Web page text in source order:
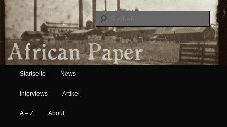
African Paper
Hauptmenü
Zum Inhalt wechseln
Zum sekundären Inhalt wechseln
Startseite News
Interviews Artikel
A – Z About